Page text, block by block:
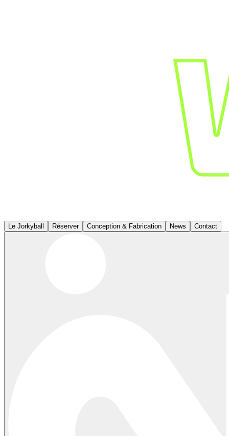
Le Jorkyball Réserver Conception & Fabrication News Contact